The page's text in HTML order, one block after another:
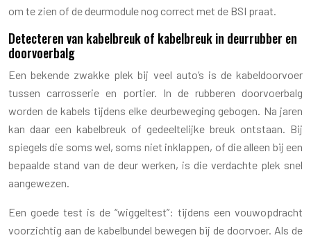
om te zien of de deurmodule nog correct met de BSI praat.
Detecteren van kabelbreuk of kabelbreuk in deurrubber en
doorvoerbalg
Een bekende zwakke plek bij veel auto’s is de kabeldoorvoer
tussen carrosserie en portier. In de rubberen doorvoerbalg
worden de kabels tijdens elke deurbeweging gebogen. Na jaren
kan daar een kabelbreuk of gedeeltelijke breuk ontstaan. Bij
spiegels die soms wel, soms niet inklappen, of die alleen bij een
bepaalde stand van de deur werken, is die verdachte plek snel
aangewezen.
Een goede test is de “wiggeltest”: tijdens een vouwopdracht
voorzichtig aan de kabelbundel bewegen bij de doorvoer. Als de